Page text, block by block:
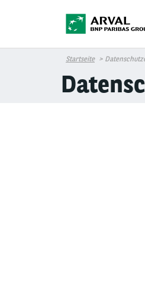
Startseite